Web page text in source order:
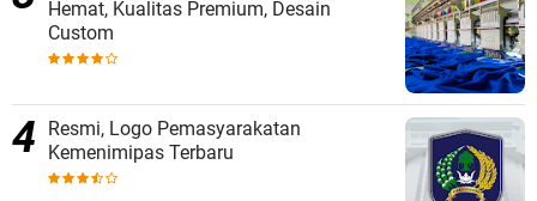
Hemat, Kualitas Premium, Desain
Custom
Resmi, Logo Pemasyarakatan
Kemenimipas Terbaru